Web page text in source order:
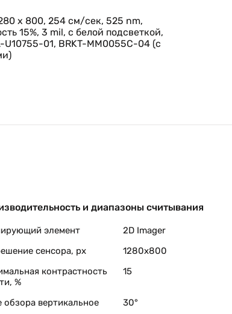
x 800, 254 см/сек, 525 nm,
15%, 3 mil, с белой подсветкой,
01, BRKT-MM0055C-04 (с
и диапазоны считывания
элемент
2D Imager
сенсора, px
1280x800
контрастность
%
15
обзора вертикальное
30°